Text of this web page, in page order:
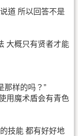
道 所以回答不是
大概只有贤者才能
那样的吗？”
用魔术盾会有青色
技能 都有好好地